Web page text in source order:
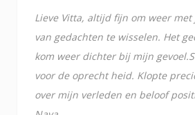
Lieve Vitta, altijd fijn om weer
van gedachten te wisselen. Het
kom weer dichter bij mijn
voor de oprecht heid. Klopte
over mijn verleden en beloof